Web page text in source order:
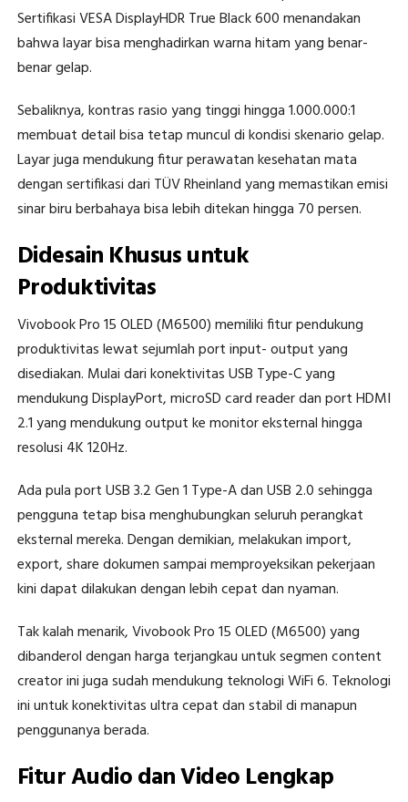
Sertifikasi VESA DisplayHDR True Black 600 menandakan
bahwa layar bisa menghadirkan warna hitam yang benar-
benar gelap.
Sebaliknya, kontras rasio yang tinggi hingga 1.000.000:1
membuat detail bisa tetap muncul di kondisi skenario gelap.
Layar juga mendukung fitur perawatan kesehatan mata
dengan sertifikasi dari TÜV Rheinland yang memastikan emisi
sinar biru berbahaya bisa lebih ditekan hingga 70 persen.
Didesain Khusus untuk
Produktivitas
Vivobook Pro 15 OLED (M6500) memiliki fitur pendukung
produktivitas lewat sejumlah port input- output yang
disediakan. Mulai dari konektivitas USB Type-C yang
mendukung DisplayPort, microSD card reader dan port HDMI
2.1 yang mendukung output ke monitor eksternal hingga
resolusi 4K 120Hz.
Ada pula port USB 3.2 Gen 1 Type-A dan USB 2.0 sehingga
pengguna tetap bisa menghubungkan seluruh perangkat
eksternal mereka. Dengan demikian, melakukan import,
export, share dokumen sampai memproyeksikan pekerjaan
kini dapat dilakukan dengan lebih cepat dan nyaman.
Tak kalah menarik, Vivobook Pro 15 OLED (M6500) yang
dibanderol dengan harga terjangkau untuk segmen content
creator ini juga sudah mendukung teknologi WiFi 6. Teknologi
ini untuk konektivitas ultra cepat dan stabil di manapun
penggunanya berada.
Fitur Audio dan Video Lengkap